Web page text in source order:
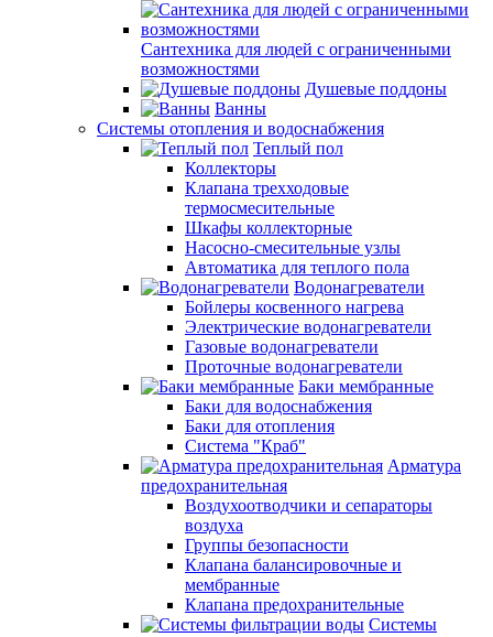
Сантехника для людей с ограниченными
возможностями
Душевые поддоны
Ванны
Системы отопления и водоснабжения
Теплый пол
Коллекторы
Клапана трехходовые
термосмесительные
Шкафы коллекторные
Насосно-смесительные узлы
Автоматика для теплого пола
Водонагреватели
Бойлеры косвенного нагрева
Электрические водонагреватели
Газовые водонагреватели
Проточные водонагреватели
Баки мембранные
Баки для водоснабжения
Баки для отопления
Система "Краб"
Арматура
предохранительная
Воздухоотводчики и сепараторы
воздуха
Группы безопасности
Клапана балансировочные и
мембранные
Клапана предохранительные
Системы